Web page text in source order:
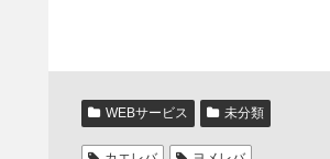
WEBサービス 未分類